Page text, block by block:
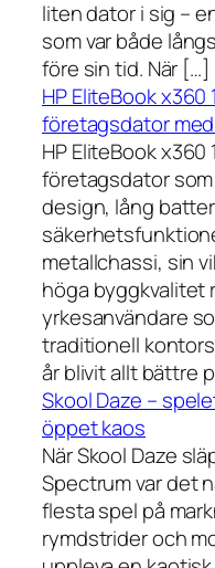
liten dator i sig –
som var både
före sin tid. När […]
HP EliteBook x360
företagsdator
HP EliteBook x360
företagsdator
design, lång
metallchassi, sin
höga byggkvalitet
yrkesanvändare
traditionell
år blivit allt bättre
Skool Daze –
öppet kaos
När Skool Daze
Spectrum var det
flesta spel på
rymdstrider och